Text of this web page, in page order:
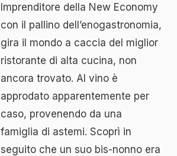
Imprenditore della New Economy
con il pallino dell’enogastronomia,
gira il mondo a caccia del miglior
ristorante di alta cucina, non
ancora trovato. Al vino è
approdato apparentemente per
caso, provenendo da una
famiglia di astemi. Scoprì in
seguito che un suo bis-nonno era